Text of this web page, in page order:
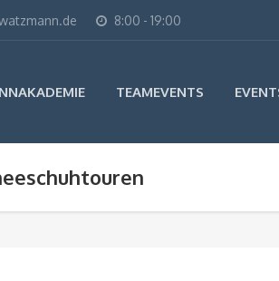
8:00 - 19:00
TEAMEVENTS